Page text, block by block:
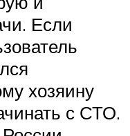
Если
хозяину
с СТО.